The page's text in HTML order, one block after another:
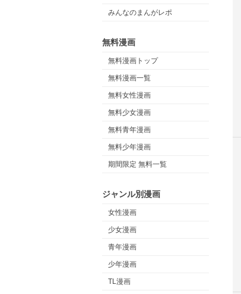
みんなのまんがレポ
無料漫画
無料漫画トップ
無料漫画一覧
無料女性漫画
無料少女漫画
無料青年漫画
無料少年漫画
期間限定 無料一覧
ジャンル別漫画
女性漫画
少女漫画
青年漫画
少年漫画
TL漫画